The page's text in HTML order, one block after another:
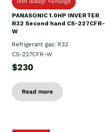
ថែម៖ ជើងទម្រ +ដឹកដំឡើង
PANASONIC 1.0HP INVERTER
R32 Second hand CS-227CFR-
W
Refrigerant gas: R32
CS-227CFR-W
$230
Read more